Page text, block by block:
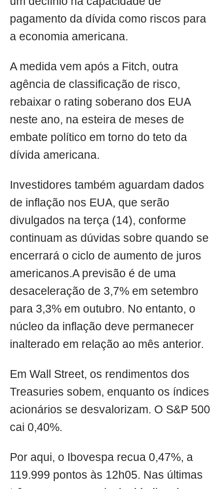
pagamento da dívida como riscos para
a economia americana.
A medida vem após a Fitch, outra
agência de classificação de risco,
rebaixar o rating soberano dos EUA
neste ano, na esteira de meses de
embate político em torno do teto da
dívida americana.
Investidores também aguardam dados
de inflação nos EUA, que serão
divulgados na terça (14), conforme
continuam as dúvidas sobre quando se
encerrará o ciclo de aumento de juros
americanos.A previsão é de uma
desaceleração de 3,7% em setembro
para 3,3% em outubro. No entanto, o
núcleo da inflação deve permanecer
inalterado em relação ao mês anterior.
Em Wall Street, os rendimentos dos
Treasuries sobem, enquanto os índices
acionários se desvalorizam. O S&P 500
cai 0,40%.
Por aqui, o Ibovespa recua 0,47%, a
119.999 pontos às 12h05. Nas últimas